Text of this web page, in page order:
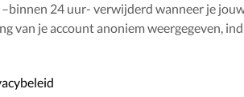
24 uur- verwijderd wanneer je
van je account anoniem weergegeven,